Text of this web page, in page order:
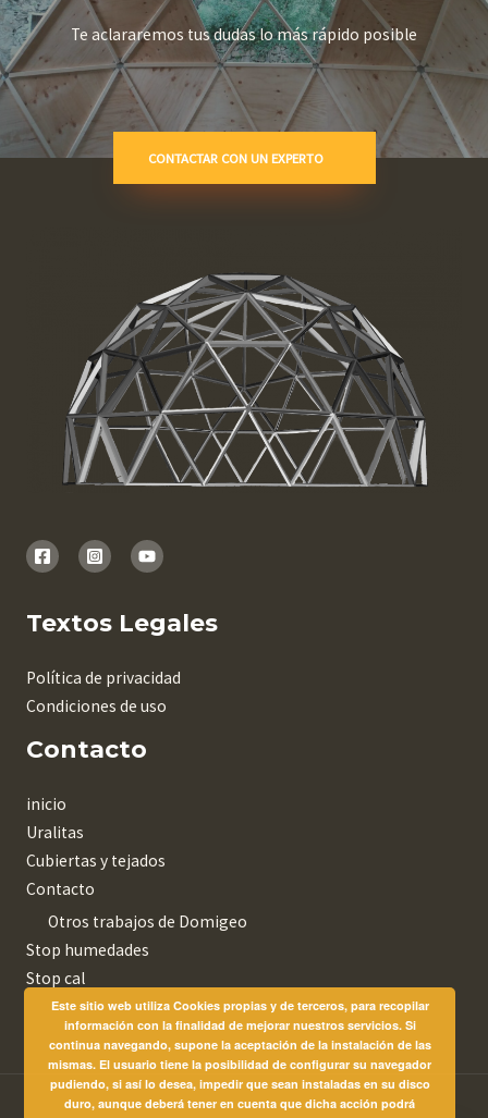
Te aclararemos tus dudas lo más rápido posible
CONTACTAR CON UN EXPERTO
Textos Legales
Política de privacidad
Condiciones de uso
Contacto
inicio
Uralitas
Cubiertas y tejados
Contacto
Otros trabajos de Domigeo
Stop humedades
Stop cal
Este sitio web utiliza Cookies propias y de terceros, para recopilar
información con la finalidad de mejorar nuestros servicios. Si
continua navegando, supone la aceptación de la instalación de las
mismas. El usuario tiene la posibilidad de configurar su navegador
pudiendo, si así lo desea, impedir que sean instaladas en su disco
duro, aunque deberá tener en cuenta que dicha acción podrá